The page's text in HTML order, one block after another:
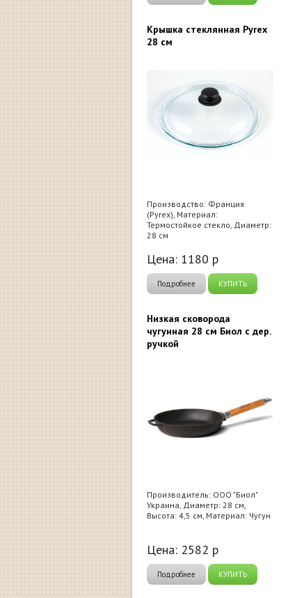
Крышка стеклянная Pyrex
28 см
Производство: Франция
(Pyrex), Материал:
Термостойкое стекло, Диаметр:
28 см
Цена: 1180 р
Подробнее КУПИТЬ
Низкая сковорода
чугунная 28 см Биол с дер.
ручкой
Производитель: ООО "Биол"
Украина, Диаметр: 28 см,
Высота: 4,5 см, Материал: Чугун
Цена: 2582 р
Подробнее КУПИТЬ